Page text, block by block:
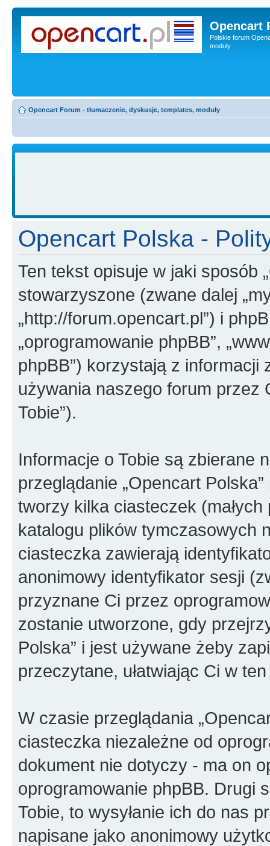
Opencart
Polskie forum
moduły
Opencart Forum - tłumaczenie, dyskusje, templates, moduły
Opencart Polska -
Ten tekst opisuje w jaki sposób
stowarzyszone (zwane dalej
„http://forum.opencart.pl”) i
„oprogramowanie phpBB”,
phpBB”) korzystają z
używania naszego forum przez
Tobie”).
Informacje o Tobie są zbierane
przeglądanie „Opencart
tworzy kilka ciasteczek
katalogu plików tymczasowych
ciasteczka zawierają
anonimowy identyfikator sesji
przyznane Ci przez
zostanie utworzone, gdy
Polska” i jest używane żeby
przeczytane, ułatwiając Ci w
W czasie przeglądania
ciasteczka niezależne od
dokument nie dotyczy - ma on
oprogramowanie phpBB. Drugi
Tobie, to wysyłanie ich do nas
napisane jako anonimowy